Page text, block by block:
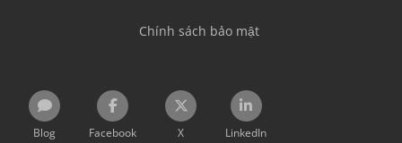
Chính sách bảo mật
Blog Facebook X LinkedIn